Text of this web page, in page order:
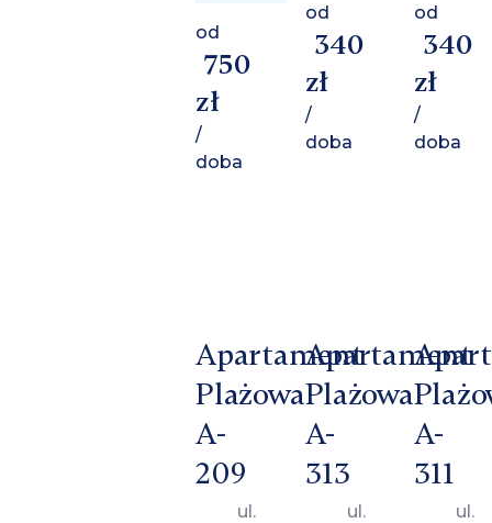
od
750
zł
/
doba
od
340
zł
/
doba
od
340
zł
/
doba
Apartament
Plażowa
A-
209
ul.
Apartament
Plażowa
A-
313
ul.
A-
311
ul.